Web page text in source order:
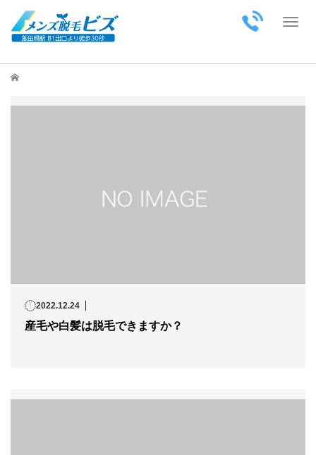
ホーム
2022.12.24
産毛や白髪は脱毛できますか？